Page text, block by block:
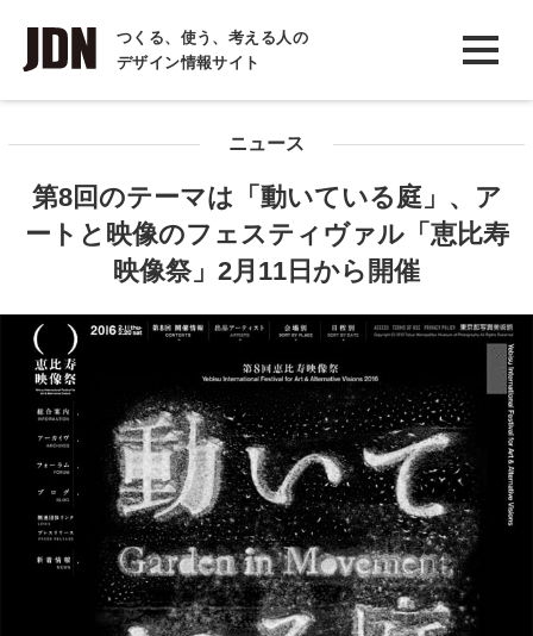
つくる、使う、考える人の
デザイン情報サイト
INTERVIEW
インタビュー
COLUMN
コラム
ニュース
第8回のテーマは「動いている庭」、ア
ートと映像のフェスティヴァル「恵比寿
映像祭」2月11日から開催